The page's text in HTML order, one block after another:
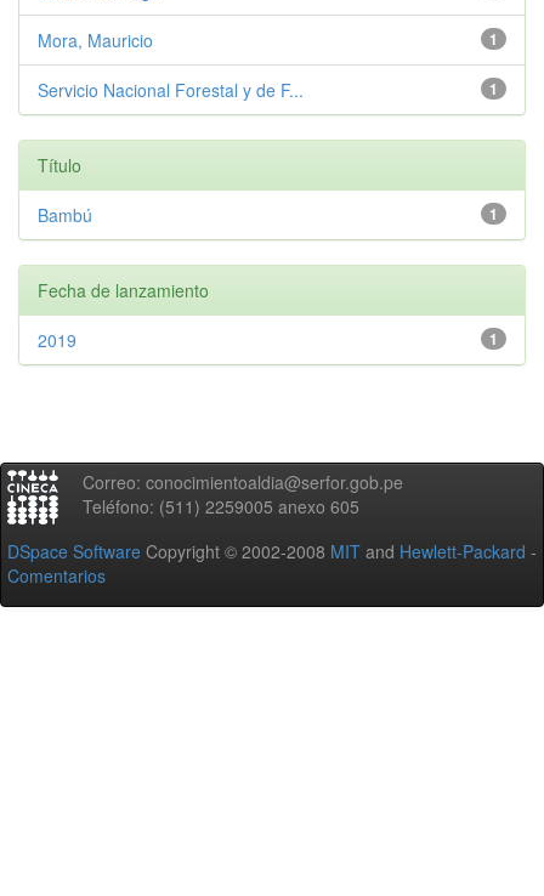
1
Mora, Mauricio
1
Servicio Nacional Forestal y de F...
Título
1
Bambú
Fecha de lanzamiento
1
2019
Correo: conocimientoaldia@serfor.gob.pe
Teléfono: (511) 2259005 anexo 605
DSpace Software Copyright © 2002-2008 MIT and Hewlett-Packard -
Comentarios